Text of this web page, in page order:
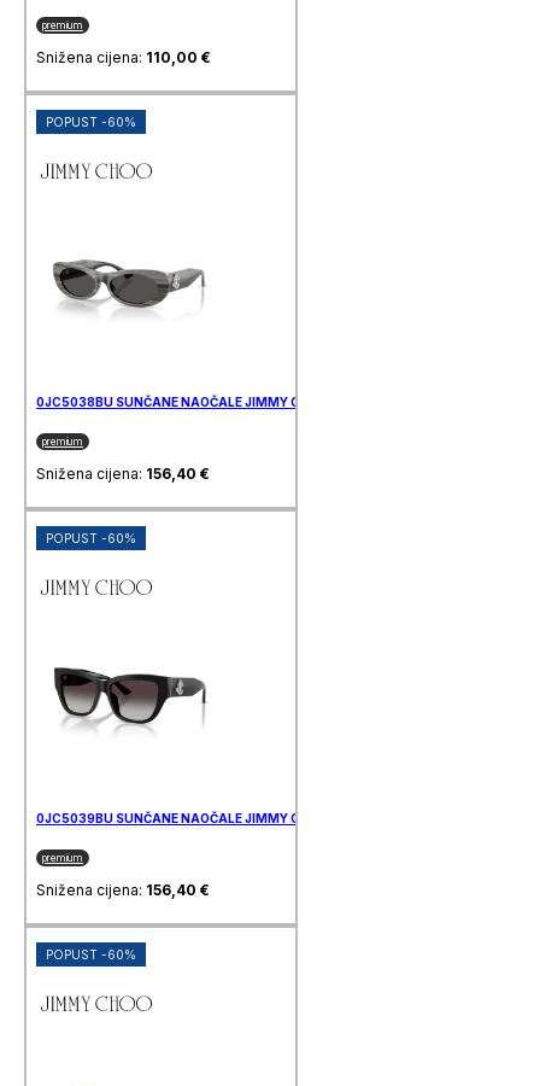
premium
Snižena cijena: 110,00 €
POPUST -60%
0JC5038BU SUNČANE NAOČALE JIMMY CHOO
premium
Snižena cijena: 156,40 €
POPUST -60%
0JC5039BU SUNČANE NAOČALE JIMMY CHOO
premium
Snižena cijena: 156,40 €
POPUST -60%